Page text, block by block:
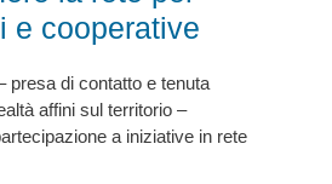
e cooperative
presa di contatto e tenuta
affini sul territorio –
a iniziative in rete